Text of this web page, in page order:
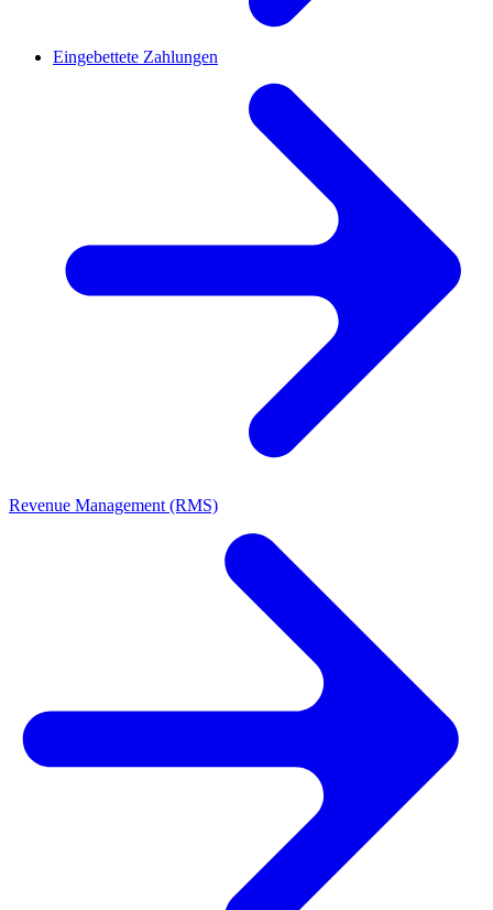
Eingebettete Zahlungen
Revenue Management (RMS)